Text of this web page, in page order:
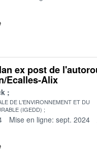
ex post de
Ecalles-Alix
DE L'ENVIRONNEMENT ET DU
(IGEDD)
Mise en ligne: sept. 2024